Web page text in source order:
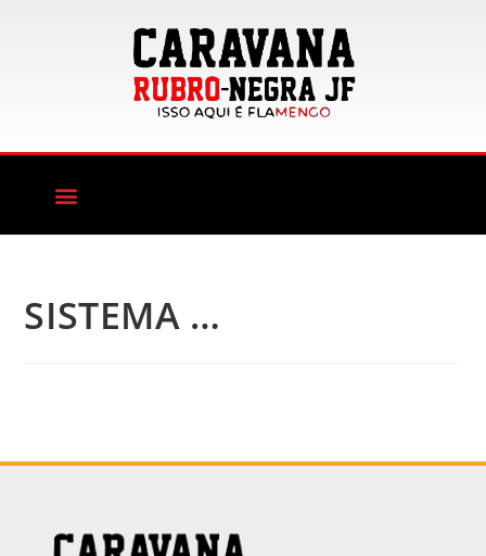
SISTEMA …